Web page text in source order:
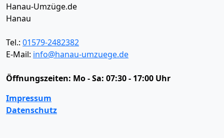
Hanau-Umzüge.de
Hanau
Tel.: 01579-2482382
E-Mail: info@hanau-umzuege.de
Öffnungszeiten: Mo - Sa: 07:30 - 17:00 Uhr
Impressum
Datenschutz